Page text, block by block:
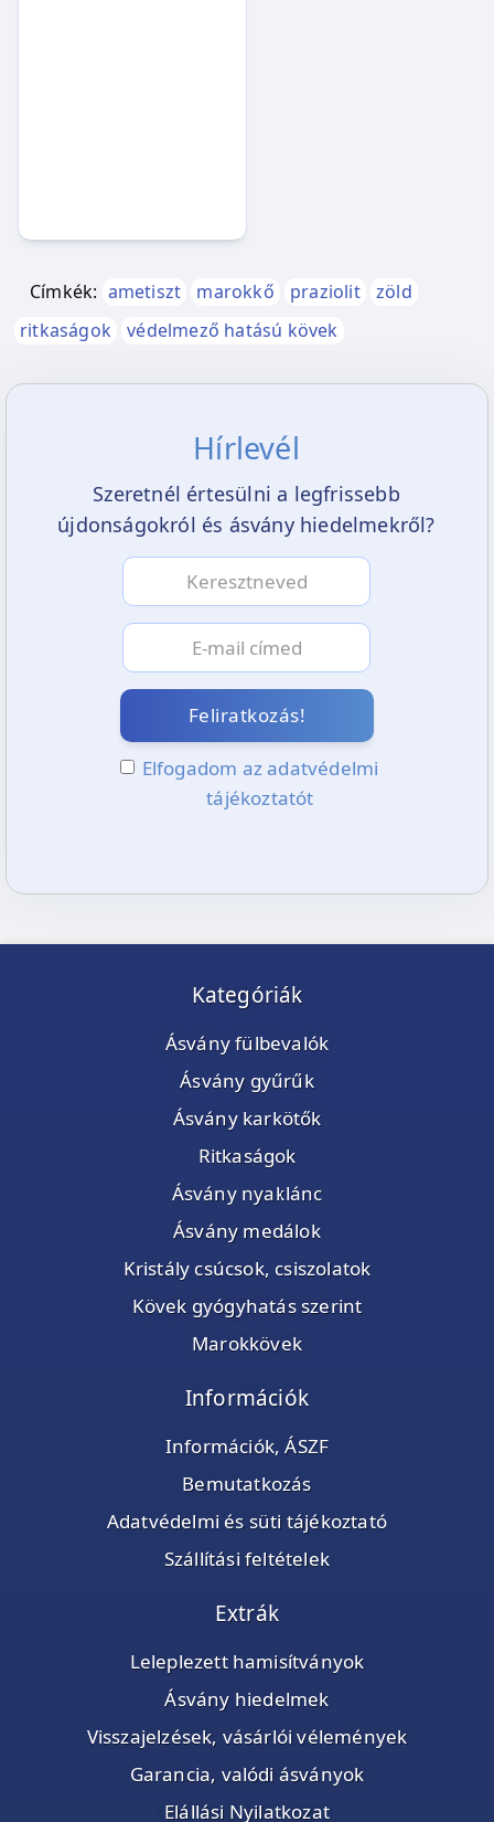
Címkék: ametiszt marokkő praziolit
zöld
ritkaságok
védelmező hatású kövek
Hírlevél
Szeretnél értesülni a legfrissebb
újdonságokról és ásvány hiedelmekről?
Feliratkozás!
Elfogadom az adatvédelmi
tájékoztatót
Kategóriák
Ásvány fülbevalók
Ásvány gyűrűk
Ásvány karkötők
Ritkaságok
Ásvány nyaklánc
Ásvány medálok
Kristály csúcsok, csiszolatok
Kövek gyógyhatás szerint
Marokkövek
Információk
Információk, ÁSZF
Bemutatkozás
Adatvédelmi és süti tájékoztató
Szállítási feltételek
Extrák
Leleplezett hamisítványok
Ásvány hiedelmek
Visszajelzések, vásárlói vélemények
Garancia, valódi ásványok
Elállási Nyilatkozat